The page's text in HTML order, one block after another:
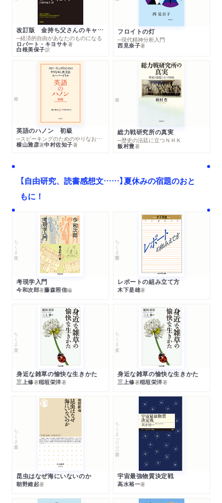
改訂版 金持ち父さんのキャッシュフロー・クワドラント
─経済的自由があなたのものになる
ロバート・キヨサキ著
白根美保子訳
フロイトの灯
─現代精神分析入門
西見奈子著
英語のハノン 初級
─スピーキングのためのやりなおし英文法スーパードリル
横山雅彦著中村佐知子著
総力戦研究所の真実
─歴史の法廷に立つＮＨＫ
飯村豊著
【自由研究、読書感想文……】夏休みの宿題のおと
もに！
ちくま文庫
考現学入門
今和次郎著藤森照信編
ちくま学芸文庫
レポートの組み立て方
木下是雄著
ちくま文庫
身近な雑草の愉快な生きかた
三上修著稲垣栄洋著
ちくま文庫
身近な雑草の愉快な生きかた
三上修著稲垣栄洋著
ちくま新書
昆虫はなぜ海にいないのか
朝野維起著
ちくまプリマー新書
宇宙最強物質決定戦
高水裕一著